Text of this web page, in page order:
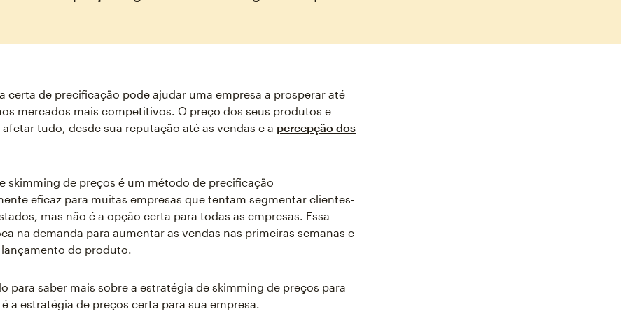
certa de precificação pode ajudar uma empresa a prosperar até
mercados mais competitivos. O preço dos seus produtos e
tudo, desde sua reputação até as vendas e a percepção dos
skimming de preços é um método de precificação
eficaz para muitas empresas que tentam segmentar clientes-
mas não é a opção certa para todas as empresas. Essa
na demanda para aumentar as vendas nas primeiras semanas e
lançamento do produto.
para saber mais sobre a estratégia de skimming de preços para
a estratégia de preços certa para sua empresa.